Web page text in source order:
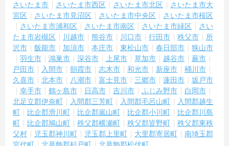
さいたま市 さいたま市西区 さいたま市北区
さいたま市大
宮区
さいたま市見沼区 さいたま市中央区
さいたま市桜区
さいたま市浦和区
さいたま市南区 さいたま市緑区
さい
たま市岩槻区
川越市 熊谷市 川口市 行田市 秩父市
所
沢市
飯能市 加須市 本庄市 東松山市 春日部市
狭山市
羽生市
鴻巣市 深谷市 上尾市 草加市 越谷市
蕨市
戸田市
入間市 朝霞市 志木市 和光市 新座市
桶川市
久喜市
北本市 八潮市 富士見市 三郷市 蓮田市
坂戸市
幸手市
鶴ヶ島市 日高市 吉川市 ふじみ野市
白岡市
北足立郡伊奈町
入間郡三芳町 入間郡毛呂山町
入間郡越生
町
比企郡滑川町 比企郡嵐山町 比企郡小川町
比企郡川島
町
比企郡鳩山町 秩父郡横瀬町 秩父郡皆野町
秩父郡東秩
父村
児玉郡神川町 児玉郡上里町 大里郡寄居町
南埼玉郡